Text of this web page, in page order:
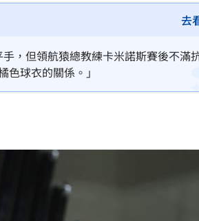
去
，但領航猿總教練卡米諾斯賽後不滿
球衣的關係。」